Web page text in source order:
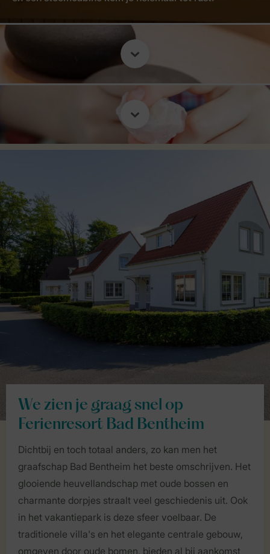
We zien je graag snel op
Ferienresort Bad Bentheim
Dichtbij en toch totaal anders, zo kan men het
graafschap Bad Bentheim het beste omschrijven. Het
glooiende heuvellandschap met oude bossen en
charmante dorpjes straalt veel geschiedenis uit. Ook
in het vakantiepark is deze sfeer voelbaar. De
traditionele villa's en het elegante centrale gebouw,
omgeven door oude bomen, bieden al bij aankomst